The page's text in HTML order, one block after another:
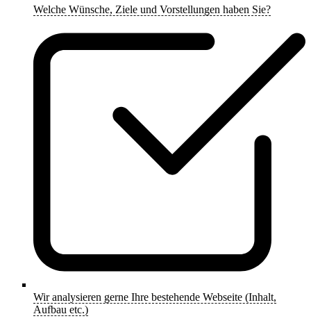
Welche Wünsche, Ziele und Vorstellungen haben Sie?
Wir analysieren gerne Ihre bestehende Webseite (Inhalt,
Aufbau etc.)